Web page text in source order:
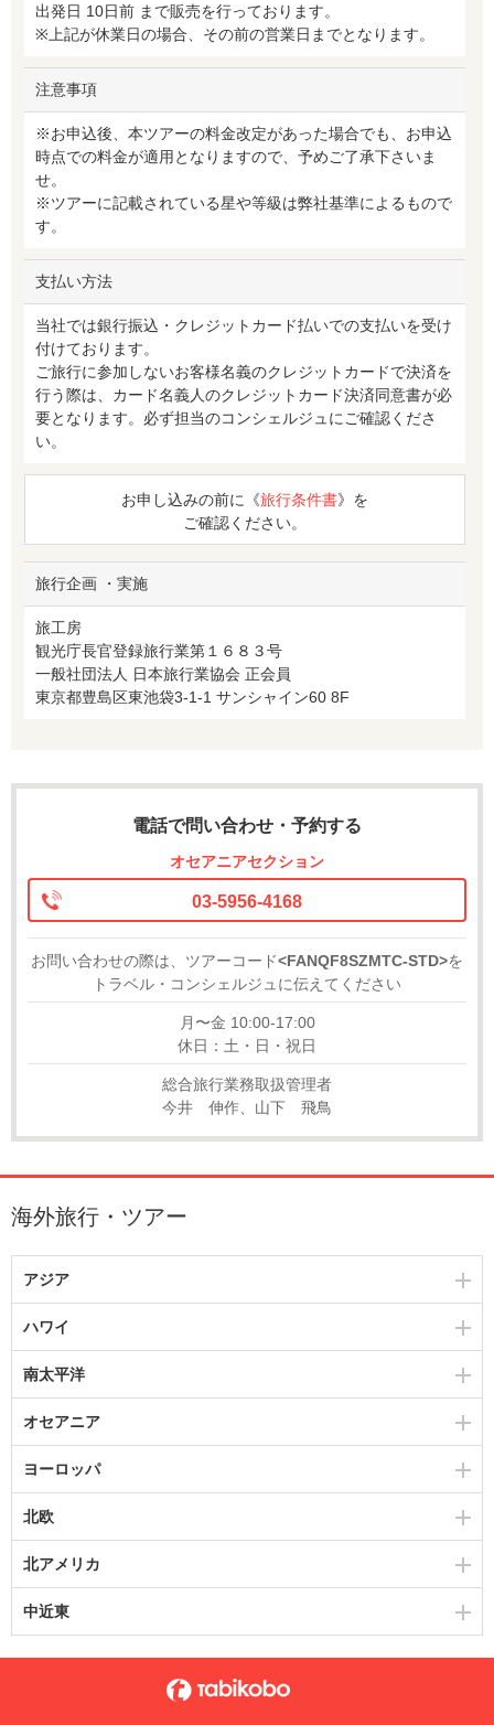
出発日 10日前 まで販売を行っております。
※上記が休業日の場合、その前の営業日までとなります。
注意事項
※お申込後、本ツアーの料金改定があった場合でも、お申込
時点での料金が適用となりますので、予めご了承下さいま
せ。
※ツアーに記載されている星や等級は弊社基準によるもので
す。
支払い方法
当社では銀行振込・クレジットカード払いでの支払いを受け
付けております。
ご旅行に参加しないお客様名義のクレジットカードで決済を
行う際は、カード名義人のクレジットカード決済同意書が必
要となります。必ず担当のコンシェルジュにご確認くださ
い。
お申し込みの前に《旅行条件書》を
ご確認ください。
旅行企画 ・実施
旅工房
観光庁長官登録旅行業第１６８３号
一般社団法人 日本旅行業協会 正会員
東京都豊島区東池袋3-1-1 サンシャイン60 8F
電話で問い合わせ・予約する
オセアニアセクション
03-5956-4168
お問い合わせの際は、ツアーコード<FANQF8SZMTC-STD>を
トラベル・コンシェルジュに伝えてください
月〜金 10:00-17:00
休日：土・日・祝日
総合旅行業務取扱管理者
今井 伸作、山下 飛鳥
海外旅行・ツアー
アジア
ハワイ
南太平洋
オセアニア
ヨーロッパ
北欧
北アメリカ
中近東